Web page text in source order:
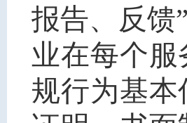
报告、反馈
业在每个
规行为基